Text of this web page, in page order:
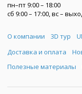
пн–пт 9:00 – 18:00
сб 9:00 – 17:00, вс –
Меню
О компании 3D тур
Доставка и оплата
Полезные материалы